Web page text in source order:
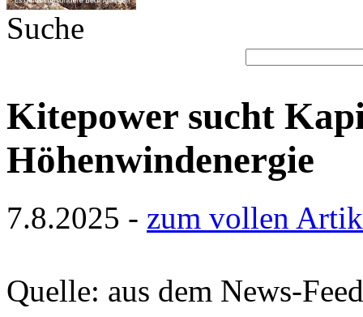
Suche
Kitepower sucht
Höhenwindenergie
7.8.2025 - zum vollen
Quelle: aus dem News-